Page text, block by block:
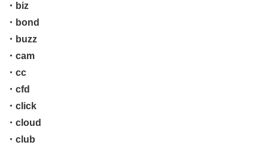
・biz
・bond
・buzz
・cam
・cc
・cfd
・click
・cloud
・club